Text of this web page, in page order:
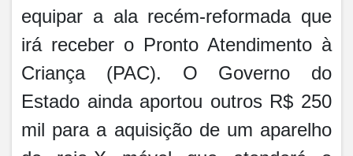
equipar a ala recém-reformada que
irá receber o Pronto Atendimento à
Criança (PAC). O Governo do
Estado ainda aportou outros R$ 250
mil para a aquisição de um aparelho